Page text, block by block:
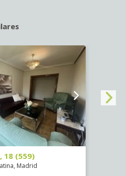
18 (559)
Madrid